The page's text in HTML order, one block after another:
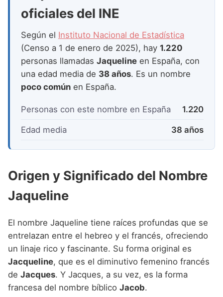
Nombres de Niña que empiezan por R
Nombres de Niña que empiezan por S
Nombres de Niña que empiezan por T
Nombres de Niña que empiezan por Y
Nombres de Niña que empiezan por Z
Nombres de Niña Suecos
Nombres de Niña Navarros
Nombres de Niña Riojanos
Nombres de Niña Valencianos
Nombres de Niña Vascos
oficiales del INE
Según el Instituto Nacional de Estadística
(Censo a 1 de enero de 2025), hay 1.220
personas llamadas Jaqueline en España, con
una edad media de 38 años. Es un nombre
poco común en España.
Personas con este nombre en España 1.220
Edad media 38 años
Origen y Significado del Nombre
Jaqueline
El nombre Jaqueline tiene raíces profundas que se
entrelazan entre el hebreo y el francés, ofreciendo
un linaje rico y fascinante. Su forma original es
Jacqueline, que es el diminutivo femenino francés
de Jacques. Y Jacques, a su vez, es la forma
francesa del nombre bíblico Jacob.